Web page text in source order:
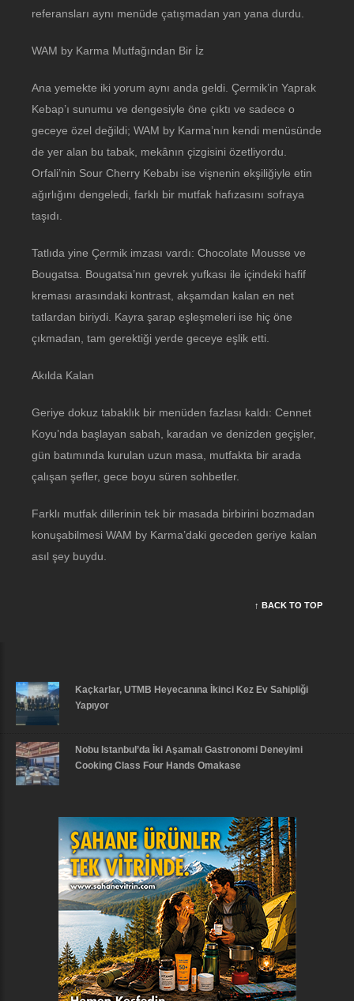
referansları aynı menüde çatışmadan yan yana durdu.
WAM by Karma Mutfağından Bir İz
Ana yemekte iki yorum aynı anda geldi. Çermik’in Yaprak
Kebap’ı sunumu ve dengesiyle öne çıktı ve sadece o
geceye özel değildi; WAM by Karma’nın kendi menüsünde
de yer alan bu tabak, mekânın çizgisini özetliyordu.
Orfali’nin Sour Cherry Kebabı ise vişnenin ekşiliğiyle etin
ağırlığını dengeledi, farklı bir mutfak hafızasını sofraya
taşıdı.
Tatlıda yine Çermik imzası vardı: Chocolate Mousse ve
Bougatsa. Bougatsa’nın gevrek yufkası ile içindeki hafif
kreması arasındaki kontrast, akşamdan kalan en net
tatlardan biriydi. Kayra şarap eşleşmeleri ise hiç öne
çıkmadan, tam gerektiği yerde geceye eşlik etti.
Akılda Kalan
Geriye dokuz tabaklık bir menüden fazlası kaldı: Cennet
Koyu’nda başlayan sabah, karadan ve denizden geçişler,
gün batımında kurulan uzun masa, mutfakta bir arada
çalışan şefler, gece boyu süren sohbetler.
Farklı mutfak dillerinin tek bir masada birbirini bozmadan
konuşabilmesi WAM by Karma’daki geceden geriye kalan
asıl şey buydu.
↑ BACK TO TOP
Kaçkarlar, UTMB Heyecanına İkinci Kez Ev Sahipliği
Yapıyor
Nobu Istanbul’da İki Aşamalı Gastronomi Deneyimi
Cooking Class Four Hands Omakase